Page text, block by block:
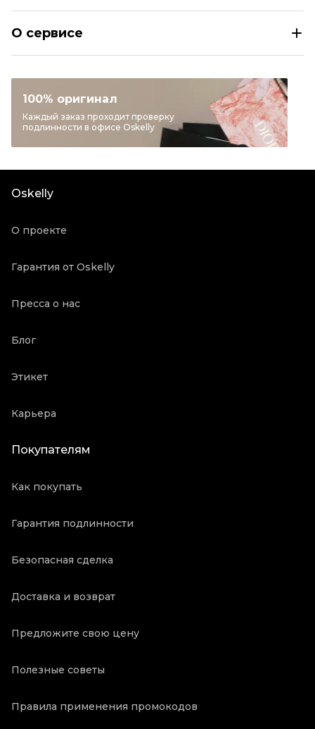
Категория
Бренд
GOLDEN GOOSE
Материал одежды
Шерсть
Продавец
О сервисе
100% оригинал
Каждый заказ проходит проверку
подлинности в офисе Oskelly
Oskelly
О проекте
Гарантия от Oskelly
Пресса о нас
Блог
Этикет
Карьера
Покупателям
Как покупать
Гарантия подлинности
Безопасная сделка
Доставка и возврат
Предложите свою цену
Полезные советы
Правила применения промокодов